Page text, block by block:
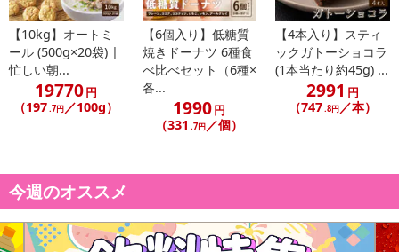
【10kg】オートミ
ール (500g×20袋) |
忙しい朝...
19770円
（197 .7円 ／100g）
【6個入り】低糖質
焼きドーナツ 6種食
べ比べセット（6種×
各...
1990円
（331 .7円 ／個）
【4本入り】スティ
ックガトーショコラ
(1本当たり約45g) ...
2991 円
（747 .8円 ／本）
今週のオススメ